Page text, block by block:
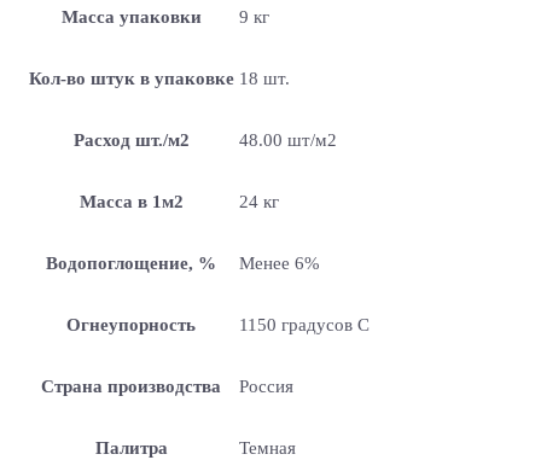
Масса упаковки 9 кг
Кол-во штук в упаковке 18 шт.
Расход шт./м2 48.00 шт/м2
Масса в 1м2 24 кг
Водопоглощение, % Менее 6%
Огнеупорность 1150 градусов С
Страна производства Россия
Палитра Темная